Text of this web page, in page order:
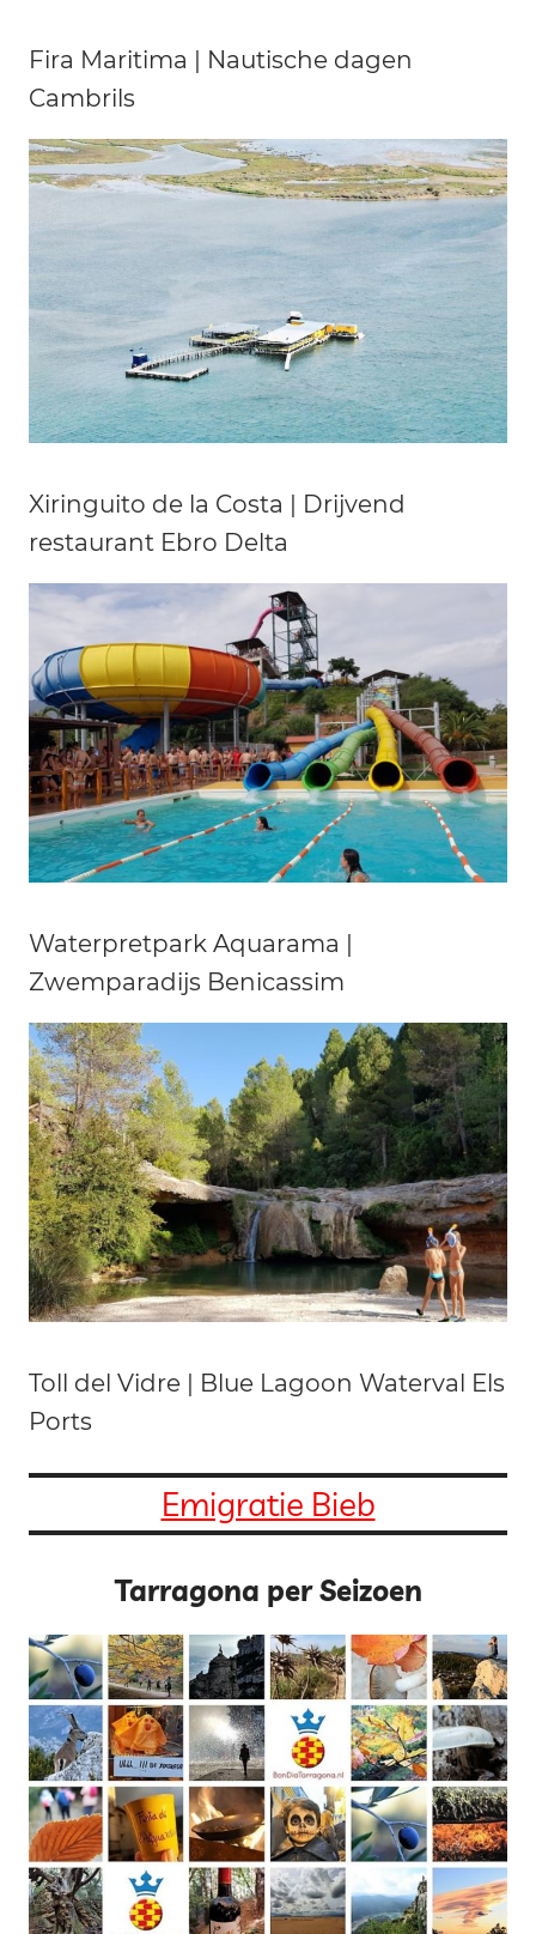
Fira Maritima | Nautische dagen
Cambrils
Xiringuito de la Costa | Drijvend
restaurant Ebro Delta
Waterpretpark Aquarama |
Zwemparadijs Benicassim
Toll del Vidre | Blue Lagoon Waterval Els
Ports
Emigratie Bieb
Tarragona per Seizoen